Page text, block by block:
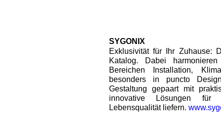
SYGONIX
Exklusivität für Ihr Zuhause:
Katalog. Dabei
Bereichen Installation,
besonders in puncto
Gestaltung gepaart mit
innovative Lösungen für
Lebensqualität liefern.